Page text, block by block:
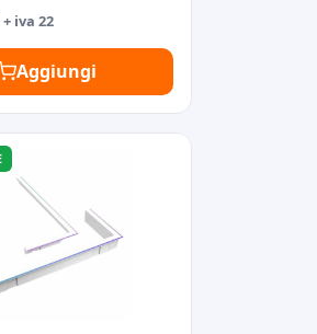
+ iva 22
Aggiungi